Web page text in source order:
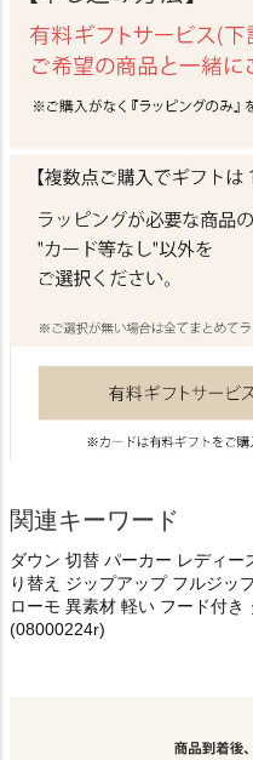
関連キーワード
ダウン 切替 パーカー レディ
り替え ジップアップ フルジッ
ローモ 異素材 軽い フード付き
(08000224r)